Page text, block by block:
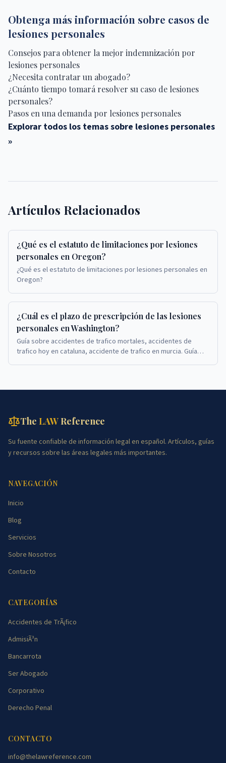
Obtenga más información sobre casos de
lesiones personales
Consejos para obtener la mejor indemnización por
lesiones personales
¿Necesita contratar un abogado?
¿Cuánto tiempo tomará resolver su caso de lesiones
personales?
Pasos en una demanda por lesiones personales
Explorar todos los temas sobre lesiones personales
»
Artículos Relacionados
¿Qué es el estatuto de limitaciones por lesiones
personales en Oregon?
¿Qué es el estatuto de limitaciones por lesiones personales en
Oregon?
¿Cuál es el plazo de prescripción de las lesiones
personales en Washington?
Guía sobre accidentes de trafico mortales, accidentes de
trafico hoy en cataluna, accidente de trafico en murcia. Guía
The LAWReference
Su fuente confiable de información legal en español. Artículos, guías
y recursos sobre las áreas legales más importantes.
NAVEGACIÓN
Inicio
Blog
Servicios
Sobre Nosotros
Contacto
CATEGORÍAS
Accidentes de TrÃ¡fico
AdmisiÃ³n
Bancarrota
Ser Abogado
Corporativo
Derecho Penal
CONTACTO
info@thelawreference.com